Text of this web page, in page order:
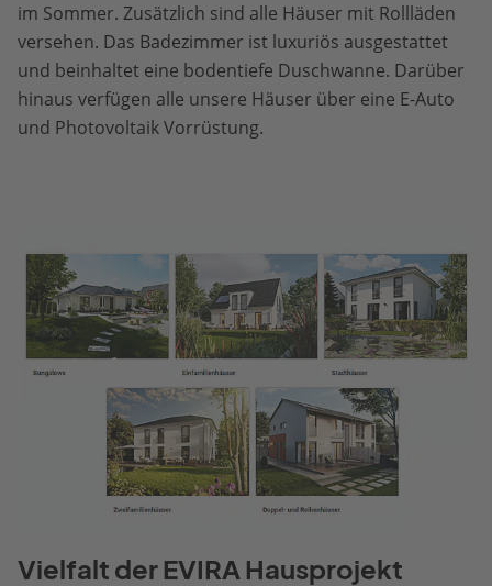
im Sommer. Zusätzlich sind alle Häuser mit Rollläden
versehen. Das Badezimmer ist luxuriös ausgestattet
und beinhaltet eine bodentiefe Duschwanne. Darüber
hinaus verfügen alle unsere Häuser über eine E-Auto
und Photovoltaik Vorrüstung.
Vielfalt der EVIRA Hausprojekt